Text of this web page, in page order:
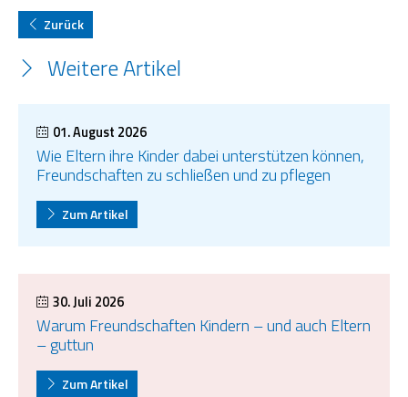
Zurück
Weitere Artikel
01. August 2026
Wie Eltern ihre Kinder dabei unterstützen können,
Freundschaften zu schließen und zu pflegen
Zum Artikel
30. Juli 2026
Warum Freundschaften Kindern – und auch Eltern
– guttun
Zum Artikel